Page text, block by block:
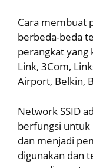
Cara membuat
berbeda-beda
perangkat yang
Link, 3Com,
Airport, Belkin,
Network SSID
berfungsi untuk
dan menjadi
digunakan dan